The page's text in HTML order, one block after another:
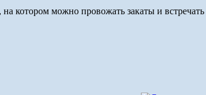
котором можно провожать закаты и встречать